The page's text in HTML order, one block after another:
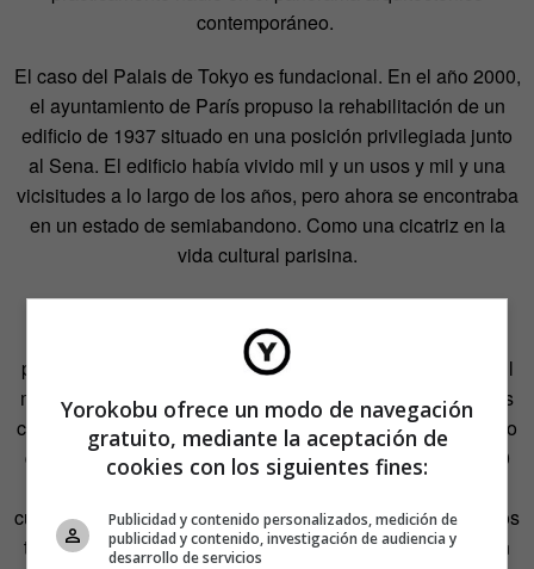
contemporáneo.
El caso del Palais de Tokyo es fundacional. En el año 2000,
el ayuntamiento de París propuso la rehabilitación de un
edificio de 1937 situado en una posición privilegiada junto
al Sena. El edificio había vivido mil y un usos y mil y una
vicisitudes a lo largo de los años, pero ahora se encontraba
en un estado de semiabandono. Como una cicatriz en la
vida cultural parisina.
El problema era que, para intentar curar esa cicatriz, se
disponía de un presupuesto muy reducido. Con ese
presupuesto,
otros arquitectosquizá habrían habilitado mil
metros cuadrados llenos de mármoles o maderas o aceros
corten; algo pretendidamente acorde con el emplazamiento
de la obra. En cambio, Lacaton y Vassal habilitaron 5.000
Cinco veces más
cuadrados casi desnudos, con el hormigón visto y sin falsos
techos. Sustituyendo complicados sistemas de ocultación
Yorokobu ofrece un modo de navegación
gratuito, mediante la aceptación de
cookies con los siguientes fines:
Publicidad y contenido personalizados, medición de
publicidad y contenido, investigación de audiencia y
desarrollo de servicios